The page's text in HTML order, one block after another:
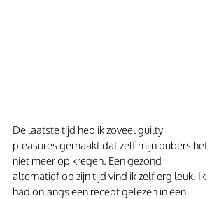
De laatste tijd heb ik zoveel guilty
pleasures gemaakt dat zelf mijn pubers het
niet meer op kregen. Een gezond
alternatief op zijn tijd vind ik zelf erg leuk. Ik
had onlangs een recept gelezen in een